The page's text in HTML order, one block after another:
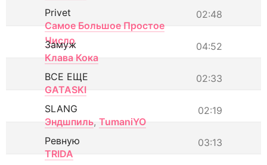
02:48
Privet
Самое Большое Простое
Число
04:52
Замуж
Клава Кока
02:33
ВСЕ ЕЩЕ
GATASKI
02:19
SLANG
Эндшпиль, TumaniYO
03:13
Ревную
TRIDA